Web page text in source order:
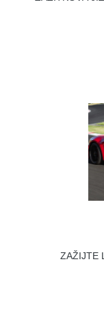
ZAŽIJTE